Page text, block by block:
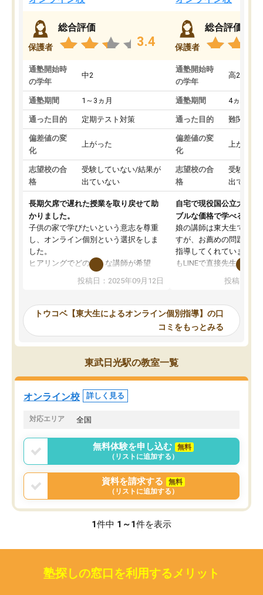
保護者
総合評価
3.4
通塾開始時
の学年
中2
通塾期間 1～3ヵ月
通った目的 定期テスト対策
偏差値の変
化
上がった
志望校の合
格
受験していない/結果が
出ていない
長期欠席で遅れた授業を取り戻せて助
かりました。
子供の家で学びたいという意志を尊重
し、オンライン個別という選択をしま
した。
ヒアリングでどのような講師が希望
か、オプションは付帯するかなど選ぶ
事が出来ました。
ーティングを行い、その講師で良いか
見てから講師を決定する事ができま
す。
うちの子は、初回面談の講師の方で決
オンラインツールを使用した単語帳の
共有があり宿題もそちらで出される形
でした。
言う事で講師変更の申し出があり、あ
まりに短期での変更だった為、塾に通
う事にして退会しました。遅れも取り
戻せ、授業内容や講師の方は良かった
と思います。
投稿日：2025年09月12日
保護者
総合評価
通塾開始時
の学年
高2
通塾期間 4ヵ月～1
通った目的 難関私立
偏差値の変
化
上がった
志望校の合
格
受験して
出ていな
自宅で現役国公立大学生
ブルな価格で学べる
娘の講師は東大生では無
すが、お薦めの問題集や
指導してくれています。
もLINEで直接先生に質問
めれるので、個人に合
いなのがあり(有料)、受
ことをどんなスケジュー
くか相談したのですが、
ち期待したものではなく
内容でした。それでも明
やる気も出ましたし、苦
くなってきたようなので
投稿日：
トウコベ【東大生によるオンライン個別指導】の口
コミをもっとみる
東武日光駅の教室一覧
オンライン校 詳しく見る
対応エリア 全国
無料体験を申し込む
無料
（リストに追加する）
資料を請求する
無料
（リストに追加する）
1件中 1～1件を表示
塾探しの窓口を利用するメリット